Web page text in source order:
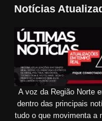
Notícias
A voz da Região Norte
dentro das principais
tudo o que movimenta a